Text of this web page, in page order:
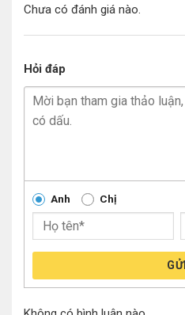
Chưa có đánh giá nào.
Hỏi đáp
Anh Chị
GỬI